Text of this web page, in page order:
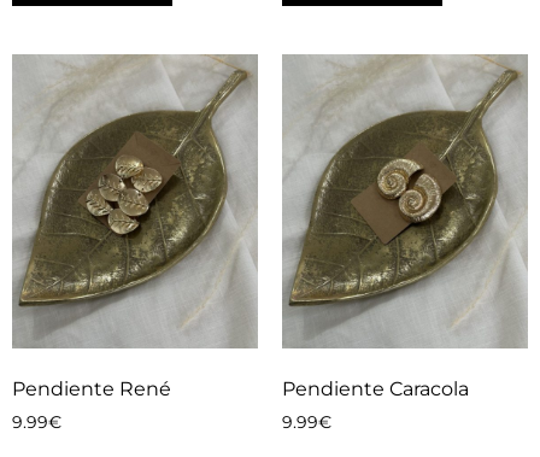
Pendiente René
9.99€
Pendiente Caracola
9.99€